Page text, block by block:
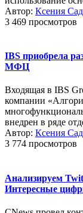
Автор: Ксения
3 469 просмотров
IBS приобрела
МФЦ
Входящая в IBS
компании
внедрен в ряде
Автор: Ксения
3 774 просмотров
Анализируем
Интересные